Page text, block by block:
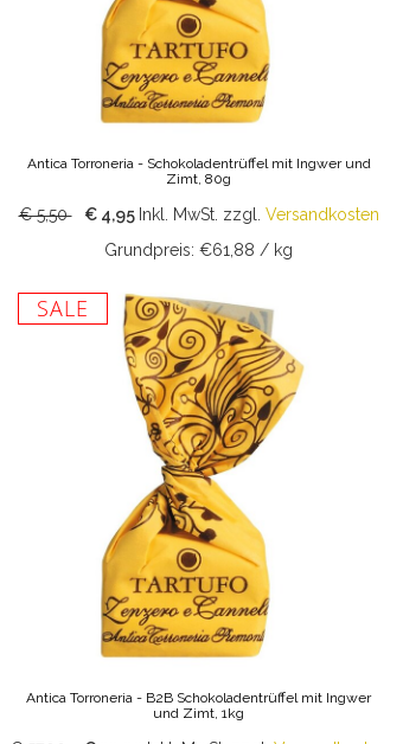
Antica Torroneria - Schokoladentrüffel mit Ingwer und
Zimt, 80g
€ 5,50 € 4,95 Inkl. MwSt. zzgl. Versandkosten
Grundpreis: €61,88 / kg
SALE
Antica Torroneria - B2B Schokoladentrüffel mit Ingwer
und Zimt, 1kg